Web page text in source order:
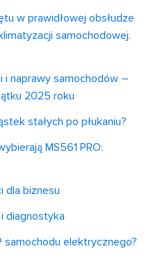
w prawidłowej obsłudze
samochodowej.
i naprawy samochodów –
2025 roku
stałych po płukaniu?
MS561 PRO:
dla biznesu
diagnostyka
samochodu elektrycznego?